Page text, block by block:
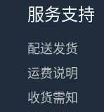
服务支持
配送发货
运费说明
收货需知